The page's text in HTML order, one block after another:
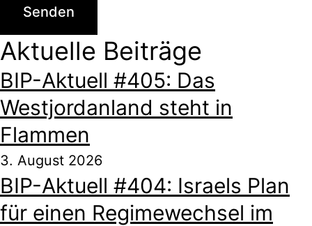
Senden
Aktuelle Beiträge
BIP-Aktuell #405: Das
Westjordanland steht in
Flammen
3. August 2026
BIP-Aktuell #404: Israels Plan
für einen Regimewechsel im